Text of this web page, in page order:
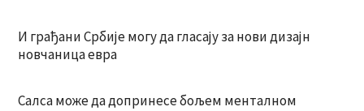
И грађани Србије могу да гласају за нови дизајн
новчаница евра
Салса може да допринесе бољем менталном